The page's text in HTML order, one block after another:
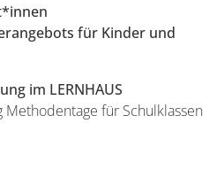
für Kinder und
im LERNHAUS
für Schulklassen